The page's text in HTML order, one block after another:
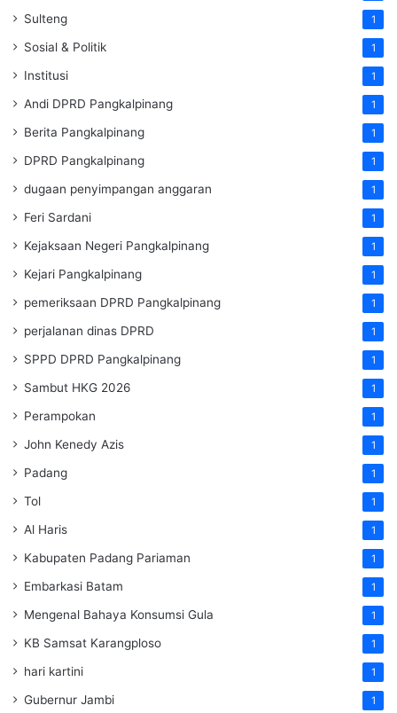
Sulteng 1
Sosial & Politik 1
Institusi 1
Andi DPRD Pangkalpinang 1
Berita Pangkalpinang 1
DPRD Pangkalpinang 1
dugaan penyimpangan anggaran 1
Feri Sardani 1
Kejaksaan Negeri Pangkalpinang 1
Kejari Pangkalpinang 1
pemeriksaan DPRD Pangkalpinang 1
perjalanan dinas DPRD 1
SPPD DPRD Pangkalpinang 1
Sambut HKG 2026 1
Perampokan 1
John Kenedy Azis 1
Padang 1
Tol 1
Al Haris 1
Kabupaten Padang Pariaman 1
Embarkasi Batam 1
Mengenal Bahaya Konsumsi Gula 1
KB Samsat Karangploso 1
hari kartini 1
Gubernur Jambi 1